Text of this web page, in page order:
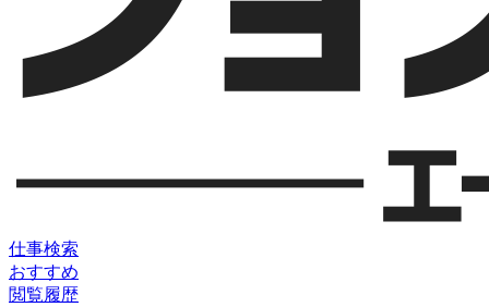
仕事検索
おすすめ
閲覧履歴